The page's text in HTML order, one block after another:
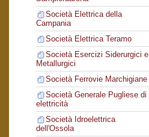
Società Elettrica della
Campania
Società Elettrica Teramo
Società Esercizi Siderurgici e
Metallurgici
Società Ferrovie Marchigiane
Società Generale Pugliese di
elettricità
Società Idroelettrica
dell'Ossola